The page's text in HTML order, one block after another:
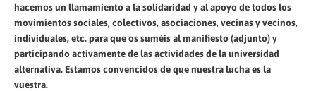
hacemos un llamamiento a la solidaridad y al apoyo de todos los
movimientos sociales, colectivos, asociaciones, vecinas y vecinos,
individuales, etc. para que os suméis al manifiesto (adjunto) y
participando activamente de las actividades de la universidad
alternativa. Estamos convencidos de que nuestra lucha es la
vuestra.